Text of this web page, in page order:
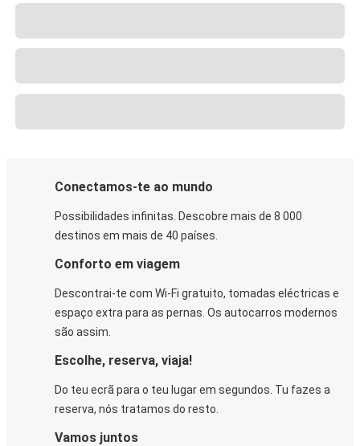
Conectamos-te ao mundo
Possibilidades infinitas. Descobre mais de 8 000
destinos em mais de 40 países.
Conforto em viagem
Descontrai-te com Wi-Fi gratuito, tomadas eléctricas e
espaço extra para as pernas. Os autocarros modernos
são assim.
Escolhe, reserva, viaja!
Do teu ecrã para o teu lugar em segundos. Tu fazes a
reserva, nós tratamos do resto.
Vamos juntos